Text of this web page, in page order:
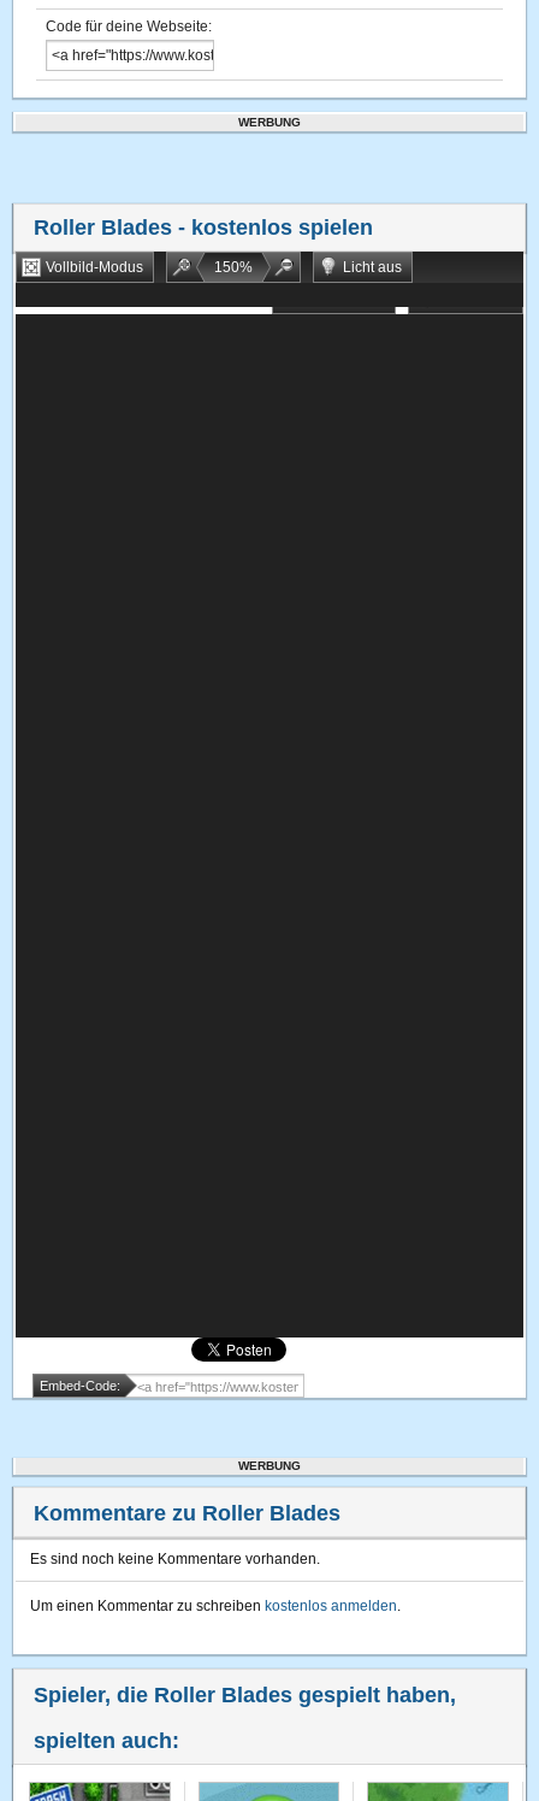
Code für deine Webseite:
WERBUNG
Roller Blades - kostenlos spielen
Vollbild-Modus 150%
Licht aus
Embed-Code:
WERBUNG
Kommentare zu Roller Blades
Es sind noch keine Kommentare vorhanden.
Um einen Kommentar zu schreiben kostenlos anmelden.
Spieler, die Roller Blades gespielt haben,
spielten auch: